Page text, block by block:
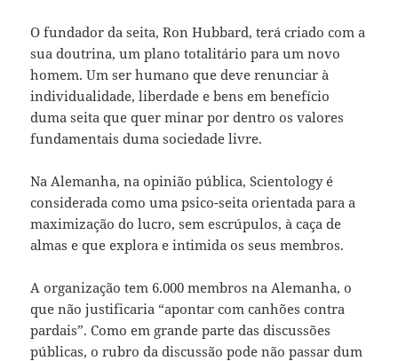
O fundador da seita, Ron Hubbard, terá criado com a
sua doutrina, um plano totalitário para um novo
homem. Um ser humano que deve renunciar à
individualidade, liberdade e bens em benefício
duma seita que quer minar por dentro os valores
fundamentais duma sociedade livre.
Na Alemanha, na opinião pública, Scientology é
considerada como uma psico-seita orientada para a
maximização do lucro, sem escrúpulos, à caça de
almas e que explora e intimida os seus membros.
A organização tem 6.000 membros na Alemanha, o
que não justificaria “apontar com canhões contra
pardais”. Como em grande parte das discussões
públicas, o rubro da discussão pode não passar dum